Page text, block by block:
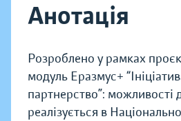
Анотація
Розроблено у рамках
модуль Еразмус+
партнерство”: можливості
реалізується в